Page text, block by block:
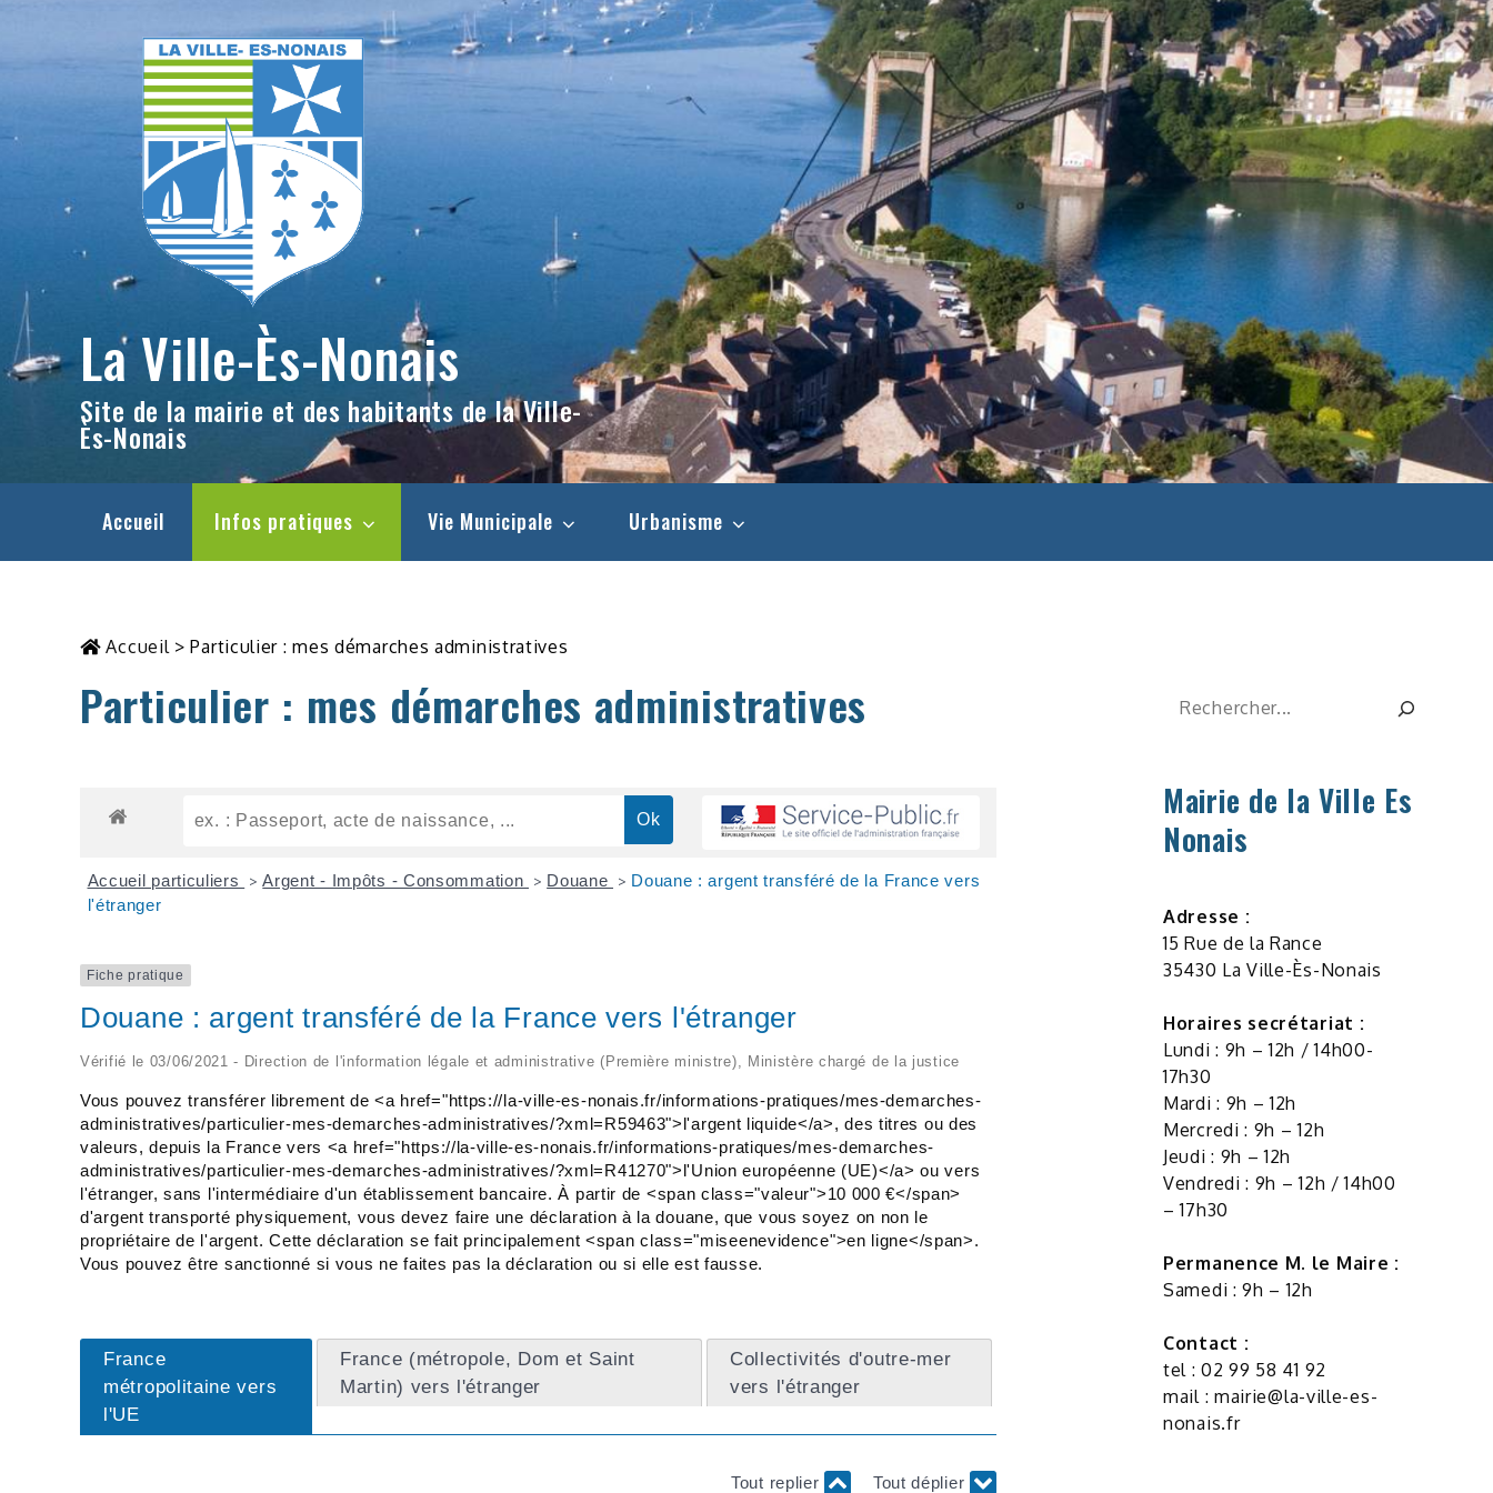
La Ville-Ès-Nonais
Site de la mairie et des habitants de la Ville-
Ès-Nonais
Accueil Infos pratiques Vie Municipale Urbanisme
Accueil >Particulier : mes démarches administratives
Particulier : mes démarches administratives
Accueil particuliers > Argent - Impôts - Consommation > Douane > Douane : argent transféré de la France vers
l'étranger
Fiche pratique
Douane : argent transféré de la France vers l'étranger
Vérifié le 03/06/2021 - Direction de l'information légale et administrative (Première ministre), Ministère chargé de la justice
Vous pouvez transférer librement de <a href="https://la-ville-es-nonais.fr/informations-pratiques/mes-demarches-
administratives/particulier-mes-demarches-administratives/?xml=R59463">l'argent liquide</a>, des titres ou des
valeurs, depuis la France vers <a href="https://la-ville-es-nonais.fr/informations-pratiques/mes-demarches-
administratives/particulier-mes-demarches-administratives/?xml=R41270">l'Union européenne (UE)</a> ou vers
l'étranger, sans l'intermédiaire d'un établissement bancaire. À partir de <span class="valeur">10 000 €</span>
d'argent transporté physiquement, vous devez faire une déclaration à la douane, que vous soyez on non le
propriétaire de l'argent. Cette déclaration se fait principalement <span class="miseenevidence">en ligne</span>.
Vous pouvez être sanctionné si vous ne faites pas la déclaration ou si elle est fausse.
France
métropolitaine vers
l'UE
France (métropole, Dom et Saint
Martin) vers l'étranger
Collectivités d'outre-mer
vers l'étranger
Tout replier Tout déplier
Rechercher
Mairie de la Ville Es
Nonais
Adresse :
15 Rue de la Rance
35430 La Ville-Ès-Nonais
Horaires secrétariat :
Lundi : 9h – 12h / 14h00-
17h30
Mardi : 9h – 12h
Mercredi : 9h – 12h
Jeudi : 9h – 12h
Vendredi : 9h – 12h / 14h00
– 17h30
Permanence M. le Maire :
Samedi : 9h – 12h
Contact :
tel : 02 99 58 41 92
mail : mairie@la-ville-es-
nonais.fr